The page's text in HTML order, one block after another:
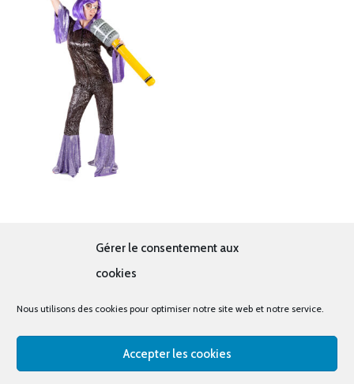
Gérer le consentement aux
cookies
Nous utilisons des cookies pour optimiser notre site web et notre service.
Accepter les cookies
© tous droits réservés - La cabine à costumes x Bout